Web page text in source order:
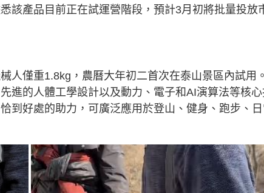
該產品目前正在試運營階段，預計3月初將批量投放
人僅重1.8kg，農曆大年初二首次在泰山景區內試用
進的人體工學設計以及動力、電子和AI演算法等核
到好處的助力，可廣泛應用於登山、健身、跑步、